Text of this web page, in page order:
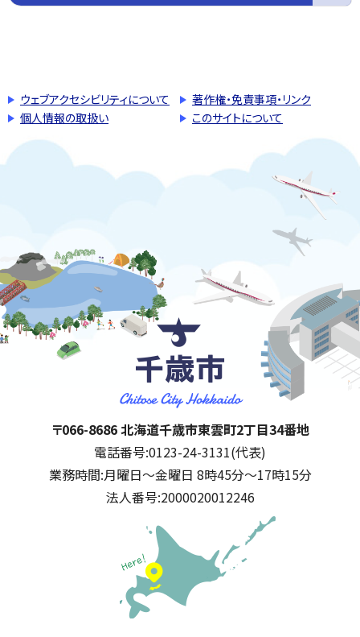
ウェブアクセシビリティについて
著作権・免責事項・リンク
個人情報の取扱い
このサイトについて
千歳市
住所:
〒066-8686 北海道千歳市東雲町2丁目34番地
電話番号:0123-24-3131(代表)
業務時間:月曜日～金曜日 8時45分～17時15分
法人番号:2000020012246